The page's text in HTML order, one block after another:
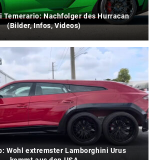
Temerario: Nachfolger des Hurracan
(Bilder, Infos, Videos)
Wohl extremster Lamborghini Urus